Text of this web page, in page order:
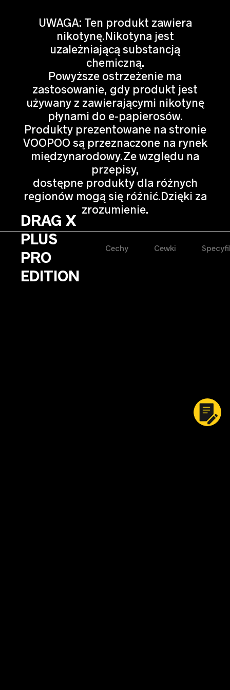
UWAGA: Ten produkt zawiera
nikotynę.Nikotyna jest
uzależniającą substancją
chemiczną.
Powyższe ostrzeżenie ma
zastosowanie, gdy produkt jest
używany z zawierającymi nikotynę
płynami do e-papierosów.
Produkty prezentowane na stronie
VOOPOO są przeznaczone na rynek
międzynarodowy.Ze względu na
przepisy,
dostępne produkty dla różnych
regionów mogą się różnić.Dzięki za
zrozumienie.
DRAG X
PLUS
PRO
EDITION
Cechy Cewki